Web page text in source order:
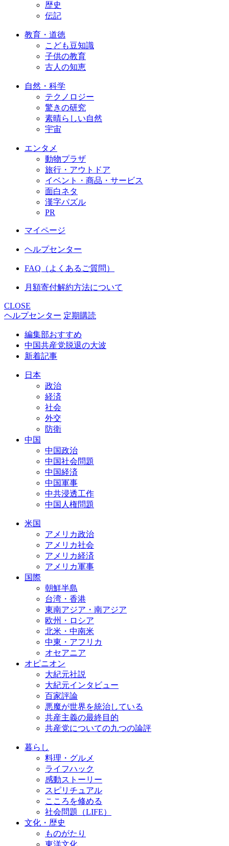
歴史
伝記
教育・道徳
こども豆知識
子供の教育
古人の知恵
自然・科学
テクノロジー
驚きの研究
素晴らしい自然
宇宙
エンタメ
動物プラザ
旅行・アウトドア
イベント・商品・サービス
面白ネタ
漢字パズル
PR
マイページ
ヘルプセンター
FAQ（よくあるご質問）
月額寄付解約方法について
CLOSE
ヘルプセンター 定期購読
編集部おすすめ
中国共産党脱退の大波
新着記事
日本
政治
経済
社会
外交
防衛
中国
中国政治
中国社会問題
中国経済
中国軍事
中共浸透工作
中国人権問題
米国
アメリカ政治
アメリカ社会
アメリカ経済
アメリカ軍事
国際
朝鮮半島
台湾・香港
東南アジア・南アジア
欧州・ロシア
北米・中南米
中東・アフリカ
オセアニア
オピニオン
大紀元社説
大紀元インタビュー
百家評論
悪魔が世界を統治している
共産主義の最終目的
共産党についての九つの論評
暮らし
料理・グルメ
ライフハック
感動ストーリー
スピリチュアル
こころを修める
社会問題（LIFE）
文化・歴史
ものがたり